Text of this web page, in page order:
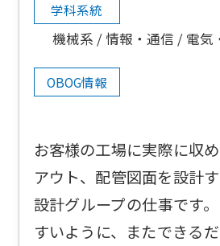
学科系統
機械系 情報・通信 電気
OBOG情報
お客様の工場に実際に収
アウト、配管図面を設計
設計グループの仕事です
すいように、またできる